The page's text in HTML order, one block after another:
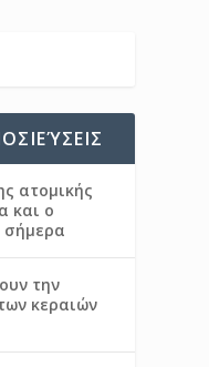
ατομικής
και ο
σήμερα
την
κεραιών